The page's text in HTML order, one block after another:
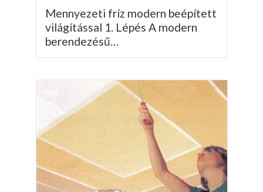
Mennyezeti fríz modern beépített
világítással 1. Lépés A modern
berendezésű…